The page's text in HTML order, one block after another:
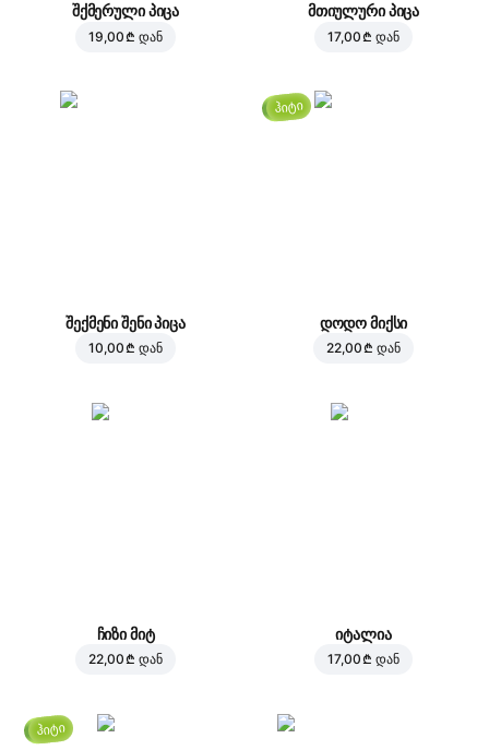
შქმერული პიცა
19,00 ₾ დან
მთიულური პიცა
17,00 ₾ დან
შექმენი შენი პიცა
10,00 ₾ დან
ჰიტი
დოდო მიქსი
22,00 ₾ დან
ჩიზი მიტ
22,00 ₾ დან
იტალია
17,00 ₾ დან
ჰიტი